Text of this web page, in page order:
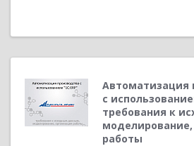
Автоматизация
с
требования к
работы